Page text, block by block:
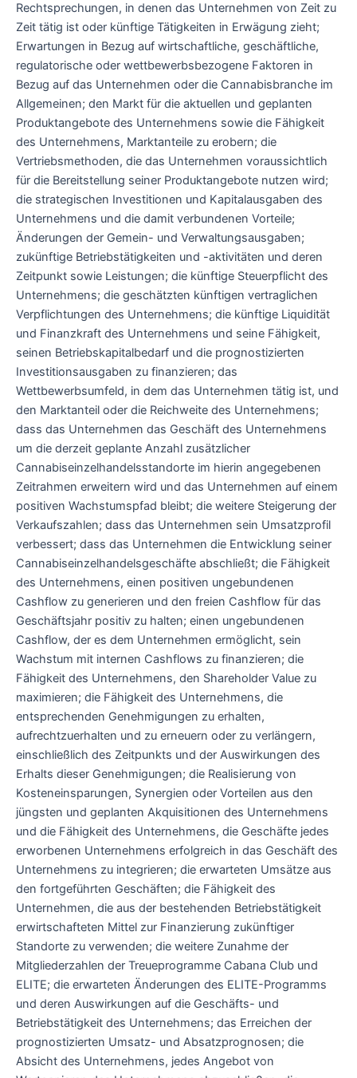
Rechtsprechungen, in denen das Unternehmen von Zeit zu
Zeit tätig ist oder künftige Tätigkeiten in Erwägung zieht;
Erwartungen in Bezug auf wirtschaftliche, geschäftliche,
regulatorische oder wettbewerbsbezogene Faktoren in
Bezug auf das Unternehmen oder die Cannabisbranche im
Allgemeinen; den Markt für die aktuellen und geplanten
Produktangebote des Unternehmens sowie die Fähigkeit
des Unternehmens, Marktanteile zu erobern; die
Vertriebsmethoden, die das Unternehmen voraussichtlich
für die Bereitstellung seiner Produktangebote nutzen wird;
die strategischen Investitionen und Kapitalausgaben des
Unternehmens und die damit verbundenen Vorteile;
Änderungen der Gemein- und Verwaltungsausgaben;
zukünftige Betriebstätigkeiten und -aktivitäten und deren
Zeitpunkt sowie Leistungen; die künftige Steuerpflicht des
Unternehmens; die geschätzten künftigen vertraglichen
Verpflichtungen des Unternehmens; die künftige Liquidität
und Finanzkraft des Unternehmens und seine Fähigkeit,
seinen Betriebskapitalbedarf und die prognostizierten
Investitionsausgaben zu finanzieren; das
Wettbewerbsumfeld, in dem das Unternehmen tätig ist, und
den Marktanteil oder die Reichweite des Unternehmens;
dass das Unternehmen das Geschäft des Unternehmens
um die derzeit geplante Anzahl zusätzlicher
Cannabiseinzelhandelsstandorte im hierin angegebenen
Zeitrahmen erweitern wird und das Unternehmen auf einem
positiven Wachstumspfad bleibt; die weitere Steigerung der
Verkaufszahlen; dass das Unternehmen sein Umsatzprofil
verbessert; dass das Unternehmen die Entwicklung seiner
Cannabiseinzelhandelsgeschäfte abschließt; die Fähigkeit
des Unternehmens, einen positiven ungebundenen
Cashflow zu generieren und den freien Cashflow für das
Geschäftsjahr positiv zu halten; einen ungebundenen
Cashflow, der es dem Unternehmen ermöglicht, sein
Wachstum mit internen Cashflows zu finanzieren; die
Fähigkeit des Unternehmens, den Shareholder Value zu
maximieren; die Fähigkeit des Unternehmens, die
entsprechenden Genehmigungen zu erhalten,
aufrechtzuerhalten und zu erneuern oder zu verlängern,
einschließlich des Zeitpunkts und der Auswirkungen des
Erhalts dieser Genehmigungen; die Realisierung von
Kosteneinsparungen, Synergien oder Vorteilen aus den
jüngsten und geplanten Akquisitionen des Unternehmens
und die Fähigkeit des Unternehmens, die Geschäfte jedes
erworbenen Unternehmens erfolgreich in das Geschäft des
Unternehmens zu integrieren; die erwarteten Umsätze aus
den fortgeführten Geschäften; die Fähigkeit des
Unternehmen, die aus der bestehenden Betriebstätigkeit
erwirtschafteten Mittel zur Finanzierung zukünftiger
Standorte zu verwenden; die weitere Zunahme der
Mitgliederzahlen der Treueprogramme Cabana Club und
ELITE; die erwarteten Änderungen des ELITE-Programms
und deren Auswirkungen auf die Geschäfts- und
Betriebstätigkeit des Unternehmens; das Erreichen der
prognostizierten Umsatz- und Absatzprognosen; die
Absicht des Unternehmens, jedes Angebot von